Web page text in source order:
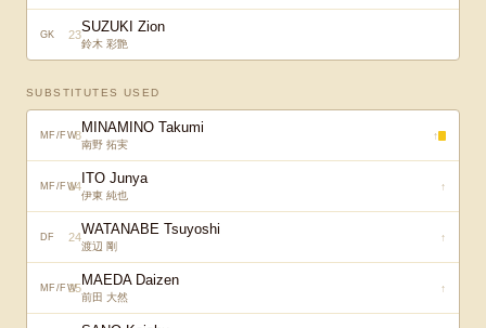
GK 23SUZUKI Zion
鈴木 彩艶
SUBSTITUTES USED
MF/FW8MINAMINO Takumi
南野 拓実
↑
MF/FW
14 ITO Junya
伊東 純也
↑
DF 24WATANABE Tsuyoshi
渡辺 剛
↑
MF/FW
25MAEDA Daizen
前田 大然
↑